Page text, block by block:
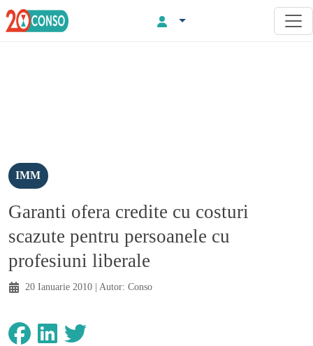
IMM
Garanti ofera credite cu costuri
scazute pentru persoanele cu
profesiuni liberale
20 Ianuarie 2010 | Autor: Conso